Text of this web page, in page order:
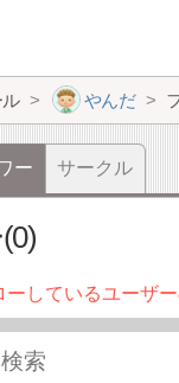
やんだ
ー サークル
ーしているユーザー